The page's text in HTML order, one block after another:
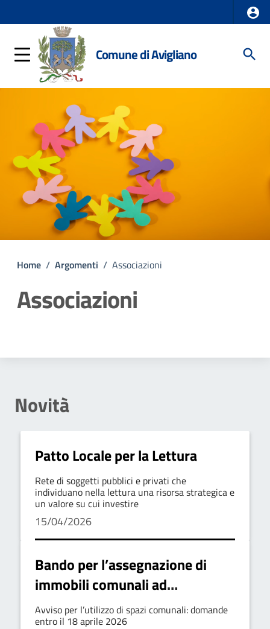
Comune di Avigliano
Home / Argomenti / Associazioni
Associazioni
Novità
Patto Locale per la Lettura
Rete di soggetti pubblici e privati che
individuano nella lettura una risorsa strategica e
un valore su cui investire
15/04/2026
Bando per l’assegnazione di
immobili comunali ad
associazioni
Avviso per l’utilizzo di spazi comunali: domande
entro il 18 aprile 2026